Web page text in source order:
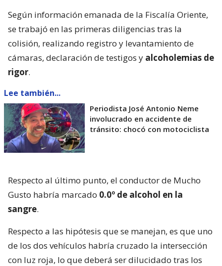
Según información emanada de la Fiscalía Oriente,
se trabajó en las primeras diligencias tras la
colisión, realizando registro y levantamiento de
cámaras, declaración de testigos y alcoholemias de
rigor.
Lee también...
Periodista José Antonio Neme
involucrado en accidente de
tránsito: chocó con motociclista
Respecto al último punto, el conductor de Mucho
Gusto habría marcado 0.0º de alcohol en la
sangre.
Respecto a las hipótesis que se manejan, es que uno
de los dos vehículos habría cruzado la intersección
con luz roja, lo que deberá ser dilucidado tras los